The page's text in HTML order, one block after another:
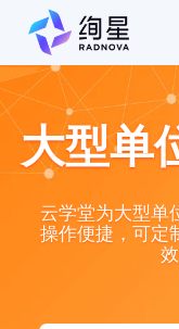
大型单
云学堂为大型单
操作便捷，可定